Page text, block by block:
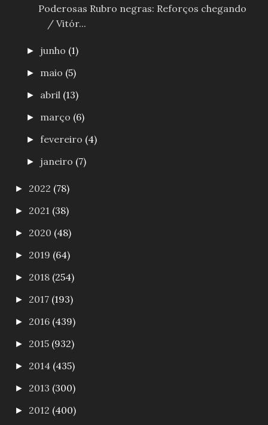
Poderosas Rubro negras: Reforços chegando
/ Vitór...
► junho (1)
► maio (5)
► abril (13)
► março (6)
►fevereiro (4)
► janeiro (7)
► 2022 (78)
► 2021 (38)
► 2020 (48)
► 2019 (64)
► 2018 (254)
► 2017 (193)
► 2016 (439)
► 2015 (932)
► 2014 (435)
► 2013 (300)
► 2012 (400)